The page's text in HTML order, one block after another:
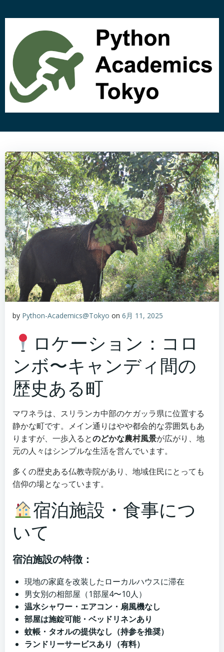
ン
ン
ツ
へ
キ
ッ
プ
by Python-Academics@Tokyo on 6月 11, 2025
ロケーション：コロ
ンボ〜キャンディ間の
歴史ある町
マワネラは、スリランカ中部のケガッラ県に位置する
静かな町です。メイン通りはやや都会的な雰囲気もあ
りますが、一歩入るとのどかな農村風景が広がり、地
元の人々はシンプルな生活を営んでいます。
多くの歴史ある仏教寺院があり、地域住民にとっても
信仰の場となっています。
宿泊施設・食事につ
いて
宿泊施設の特徴：
現地の家庭を改装したローカルハウスに滞在
男女別の相部屋（1部屋4〜10人）
温水シャワー・エアコン・扇風機なし
部屋は施錠可能・ベッドリネンあり
蚊帳・タオルの提供なし（持参を推奨）
ランドリーサービスあり（有料）